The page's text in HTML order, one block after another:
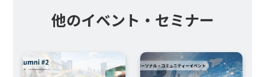
他のイベント・セミナー